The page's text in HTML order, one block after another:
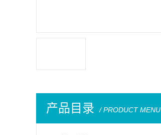
产品目录 / PRODUCT MENU